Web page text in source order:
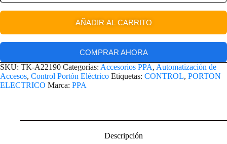
AÑADIR AL CARRITO
COMPRAR AHORA
SKU: TK-A22190 Categorías: Accesorios PPA, Automatización de
Accesos, Control Portón Eléctrico Etiquetas: CONTROL, PORTON
ELECTRICO Marca: PPA
Descripción